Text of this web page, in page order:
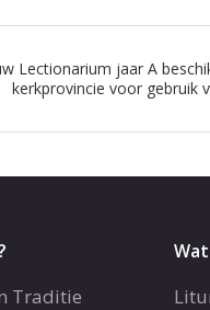
Lectionarium jaar A
kerkprovincie voor gebruik
Traditie